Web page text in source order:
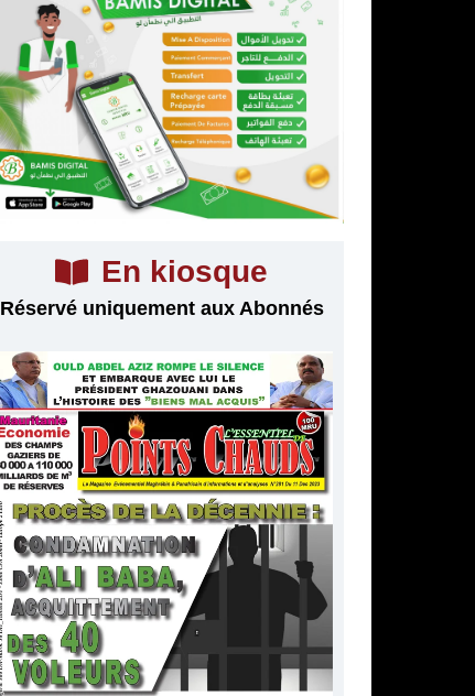
En kiosque
Réservé uniquement aux Abonnés